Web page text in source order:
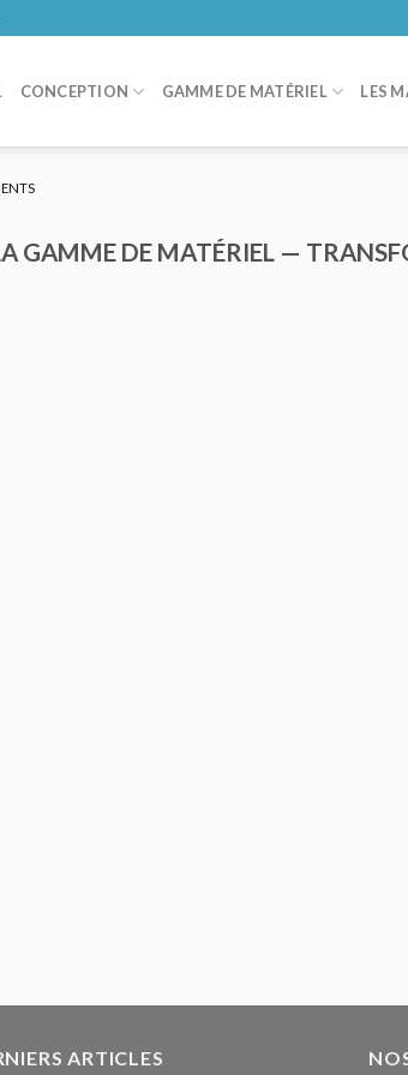
CONCEPTION GAMME DE MATÉRIEL LES
GAMME DE MATÉRIEL —
ARTICLES